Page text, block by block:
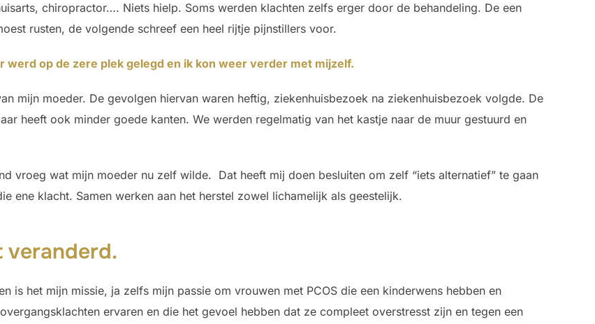
chiropractor…. Niets hielp. Soms werden klachten zelfs erger door de behandeling. De een
rusten, de volgende schreef een heel rijtje pijnstillers voor.
op de zere plek gelegd en ik kon weer verder met mijzelf.
mijn moeder. De gevolgen hiervan waren heftig, ziekenhuisbezoek na ziekenhuisbezoek volgde. De
heeft ook minder goede kanten. We werden regelmatig van het kastje naar de muur gestuurd en
vroeg wat mijn moeder nu zelf wilde. Dat heeft mij doen besluiten om zelf “iets alternatief” te gaan
ene klacht. Samen werken aan het herstel zowel lichamelijk als geestelijk.
veranderd.
is het mijn missie, ja zelfs mijn passie om vrouwen met PCOS die een kinderwens hebben en
ervaren en die het gevoel hebben dat ze compleet overstresst zijn en tegen een